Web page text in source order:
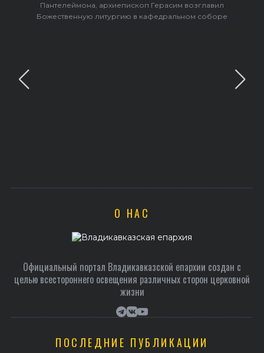
Пантелеймона, архиепископ Герасим возглавил
Божественную литургию в кафедральном соборе
О НАС
Официальный портал Владикавказской епархии создан c
целью всестороннего освещения различных сторон церковной
жизни
ПОСЛЕДНИЕ ПУБЛИКАЦИИ